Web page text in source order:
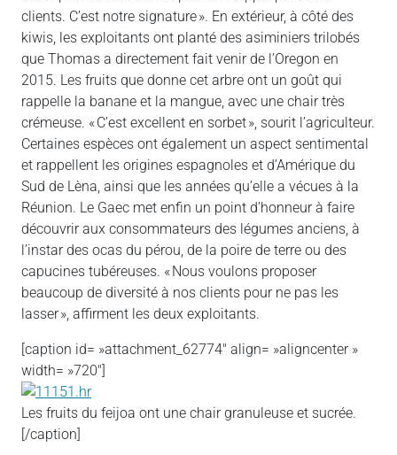
clients. C’est notre signature ». En extérieur, à côté des
kiwis, les exploitants ont planté des asiminiers trilobés
que Thomas a directement fait venir de l’Oregon en
2015. Les fruits que donne cet arbre ont un goût qui
rappelle la banane et la mangue, avec une chair très
crémeuse. « C’est excellent en sorbet », sourit l’agriculteur.
Certaines espèces ont également un aspect sentimental
et rappellent les origines espagnoles et d’Amérique du
Sud de Lèna, ainsi que les années qu’elle a vécues à la
Réunion. Le Gaec met enfin un point d’honneur à faire
découvrir aux consommateurs des légumes anciens, à
l’instar des ocas du pérou, de la poire de terre ou des
capucines tubéreuses. « Nous voulons proposer
beaucoup de diversité à nos clients pour ne pas les
lasser », affirment les deux exploitants.
[caption id= »attachment_62774″ align= »aligncenter »
width= »720″]
Les fruits du feijoa ont une chair granuleuse et sucrée.
[/caption]